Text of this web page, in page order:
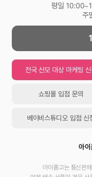
평일
주
전국 산모 대상 마케팅 신
쇼핑몰 입점 문의
베이비스튜디오 입점 신
아이
아이품고는 통신판